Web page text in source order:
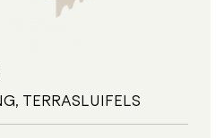
, TERRASLUIFELS